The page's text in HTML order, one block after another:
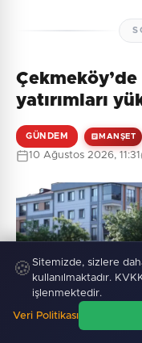
yatırımları
GÜNDEM MANŞET
10 Ağustos 2026, 11:31
🍪 Sitemizde, sizlere
kullanılmaktadır.
işlenmektedir.
Veri Politikası